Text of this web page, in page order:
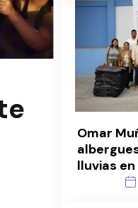
Omar
lluvias